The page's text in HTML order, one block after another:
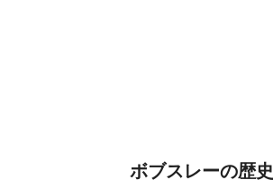
ボブスレーの歴史